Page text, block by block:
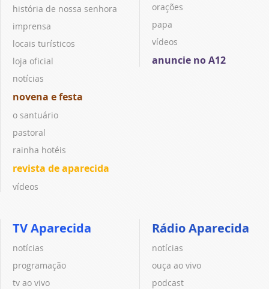
história de nossa senhora
imprensa
locais turísticos
loja oficial
notícias
novena e festa
o santuário
pastoral
rainha hotéis
revista de aparecida
vídeos
orações
papa
vídeos
anuncie no A12
TV Aparecida
notícias
programação
tv ao vivo
Rádio Aparecida
notícias
ouça ao vivo
podcast